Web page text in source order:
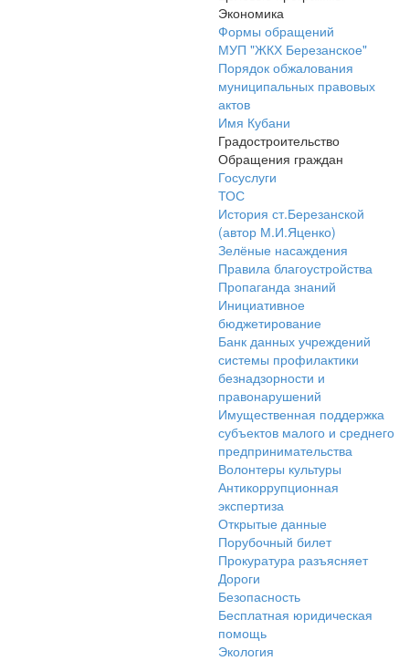
Экономика
Формы обращений
МУП "ЖКХ Березанское"
Порядок обжалования
муниципальных правовых
актов
Имя Кубани
Градостроительство
Обращения граждан
Госуслуги
ТОС
История ст.Березанской
(автор М.И.Яценко)
Зелёные насаждения
Правила благоустройства
Пропаганда знаний
Инициативное
бюджетирование
Банк данных учреждений
системы профилактики
безнадзорности и
правонарушений
Имущественная поддержка
субъектов малого и среднего
предпринимательства
Волонтеры культуры
Антикоррупционная
экспертиза
Открытые данные
Порубочный билет
Прокуратура разъясняет
Дороги
Безопасность
Бесплатная юридическая
помощь
Экология